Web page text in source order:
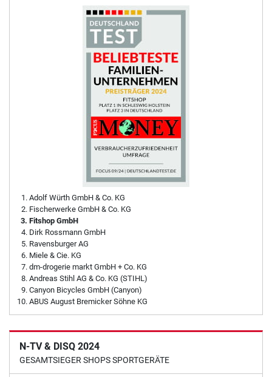
Adolf Würth GmbH & Co. KG
Fischerwerke GmbH & Co. KG
Fitshop GmbH
Dirk Rossmann GmbH
Ravensburger AG
Miele & Cie. KG
dm-drogerie markt GmbH + Co. KG
Andreas Stihl AG & Co. KG (STIHL)
Canyon Bicycles GmbH (Canyon)
ABUS August Bremicker Söhne KG
N-TV & DISQ 2024
GESAMTSIEGER SHOPS SPORTGERÄTE